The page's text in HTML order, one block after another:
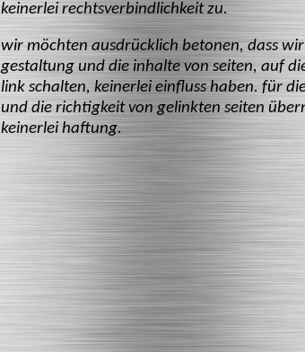
keinerlei rechtsverbindlichkeit zu.
wir möchten ausdrücklich betonen, dass
gestaltung und die inhalte von seiten, auf
link schalten, keinerlei einfluss haben. für
und die richtigkeit von gelinkten seiten
keinerlei haftung.